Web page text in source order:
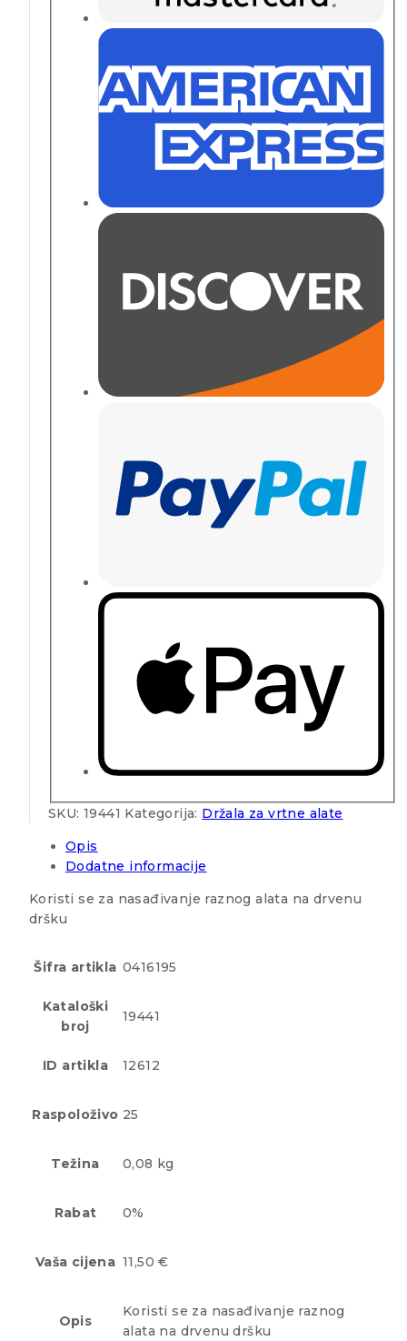
SKU: 19441 Kategorija: Držala za vrtne alate
Opis
Dodatne informacije
Koristi se za nasađivanje raznog alata na drvenu
dršku
Šifra artikla 0416195
Kataloški
broj
19441
ID artikla 12612
Raspoloživo 25
Težina 0,08 kg
Rabat 0%
Vaša cijena 11,50 €
Opis
Koristi se za nasađivanje raznog
alata na drvenu dršku